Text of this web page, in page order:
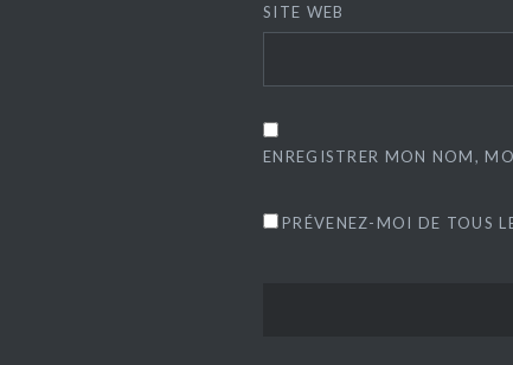
SITE WEB
ENREGISTRER MON NOM,
PRÉVENEZ-MOI DE TOUS